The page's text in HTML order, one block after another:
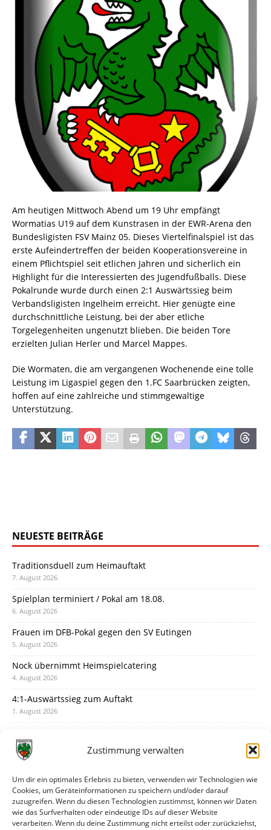
Zustimmung verwalten
Um dir ein optimales Erlebnis zu bieten, verwenden wir Technologien wie
Cookies, um Geräteinformationen zu speichern und/oder darauf
zuzugreifen. Wenn du diesen Technologien zustimmst, können wir Daten
wie das Surfverhalten oder eindeutige IDs auf dieser Website
verarbeiten. Wenn du deine Zustimmung nicht erteilst oder zurückziehst,
Am heutigen Mittwoch Abend um 19 Uhr empfängt
Wormatias U19 auf dem Kunstrasen in der EWR-Arena den
Bundesligisten FSV Mainz 05. Dieses Viertelfinalspiel ist das
erste Aufeindertreffen der beiden Kooperationsvereine in
einem Pflichtspiel seit etlichen Jahren und sicherlich ein
Highlight für die Interessierten des Jugendfußballs. Diese
Pokalrunde wurde durch einen 2:1 Auswärtssieg beim
Verbandsligisten Ingelheim erreicht. Hier genügte eine
durchschnittliche Leistung, bei der aber etliche
Torgelegenheiten ungenutzt blieben. Die beiden Tore
erzielten Julian Herler und Marcel Mappes.
Die Wormaten, die am vergangenen Wochenende eine tolle
Leistung im Ligaspiel gegen den 1.FC Saarbrücken zeigten,
hoffen auf eine zahlreiche und stimmgewaltige
Unterstützung.
NEUESTE BEITRÄGE
Traditionsduell zum Heimauftakt
7. August 2026
Spielplan terminiert / Pokal am 18.08.
6. August 2026
Frauen im DFB-Pokal gegen den SV Eutingen
5. August 2026
Nock übernimmt Heimspielcatering
4. August 2026
4:1-Auswärtssieg zum Auftakt
1. August 2026
31. Juli 2026
30. Juli 2026
Deine Spielminute: 89+1
28. Juli 2026